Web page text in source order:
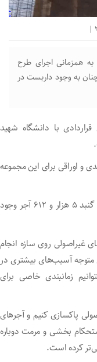
همزمانی اجرای طرح
به وجود داربست در
با دانشگاه شهید
اعتبار نقدی و اوراقی برای این مجموعه
مدیر طرح مرمت گنبدقابوس نیز گفت: در قسمت گنبد ۵ هزار و ۶۱۲ آجر وجود
غیراصولی روی سازه انجام
آسیب‌های بیشتری در
زمانبندی خاصی برای
پاکسازی کنیم و آجر‌های
بخشی و مرمت دوباره
کرده است.